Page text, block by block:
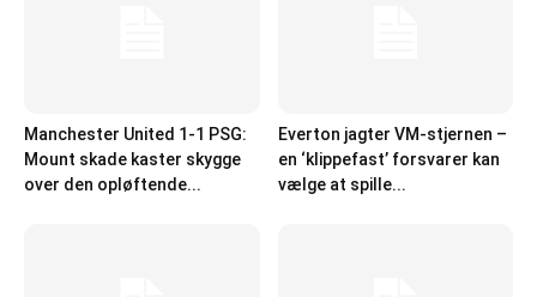
Manchester United 1-1 PSG:
Mount skade kaster skygge
over den opløftende...
Everton jagter VM-stjernen –
en ‘klippefast’ forsvarer kan
vælge at spille...